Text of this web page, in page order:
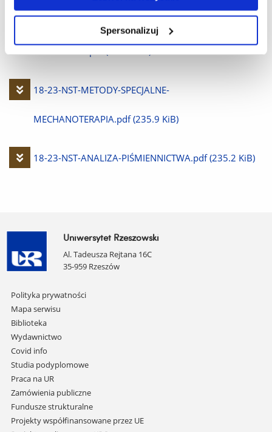
Spersonalizuj
plik
Pobierz
plik
18-23-NST-METODY-SPECJALNE-
MECHANOTERAPIA.pdf (235.9 KiB)
Pobierz
18-23-NST-ANALIZA-PIŚMIENNICTWA.pdf (235.2 KiB)
Uniwersytet Rzeszowski
Al. Tadeusza Rejtana 16C
35-959 Rzeszów
Pomiń
nawigację
i
przejdź
do
treści
Polityka prywatności
Mapa serwisu
Biblioteka
Wydawnictwo
Covid info
Studia podyplomowe
Praca na UR
Zamówienia publiczne
Fundusze strukturalne
Projekty współfinansowane przez UE